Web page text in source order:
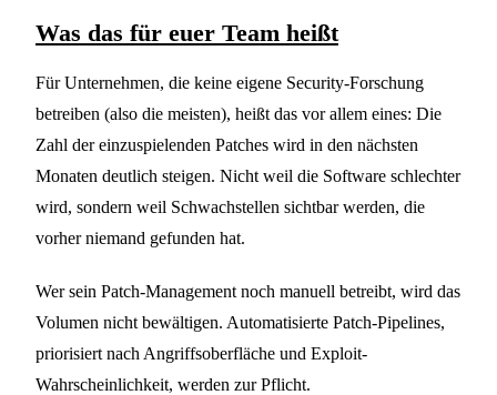
Was das für euer Team heißt
Für Unternehmen, die keine eigene Security-Forschung
betreiben (also die meisten), heißt das vor allem eines: Die
Zahl der einzuspielenden Patches wird in den nächsten
Monaten deutlich steigen. Nicht weil die Software schlechter
wird, sondern weil Schwachstellen sichtbar werden, die
vorher niemand gefunden hat.
Wer sein Patch-Management noch manuell betreibt, wird das
Volumen nicht bewältigen. Automatisierte Patch-Pipelines,
priorisiert nach Angriffsoberfläche und Exploit-
Wahrscheinlichkeit, werden zur Pflicht.